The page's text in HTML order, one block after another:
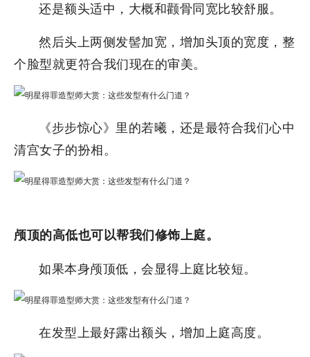
还是额头适中，大概和颧骨同宽比较舒服。
然后头上两侧发髻加宽，增加头顶的宽度，整
个脸型就更符合我们现在的审美。
《步步惊心》里的若曦，还是最符合我们心中
清宫女子的扮相。
颅顶的高低也可以帮我们修饰上庭。
如果本身颅顶低，会显得上庭比较短。
在发型上最好露出额头，增加上庭高度。